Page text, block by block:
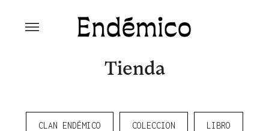
content
ambientalTienda
CLAN ENDÉMICO COLECCION LIBRO